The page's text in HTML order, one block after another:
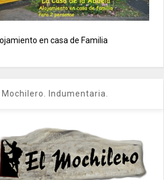
en casa de Familia
Mochilero. Indumentaria.